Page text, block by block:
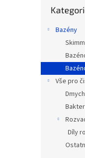
kategorie
Bazény
Vše pro
Díly